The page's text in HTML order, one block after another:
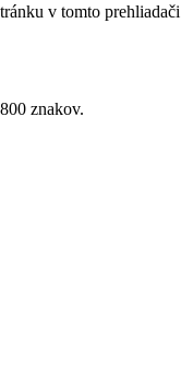
v tomto prehliadači
znakov.